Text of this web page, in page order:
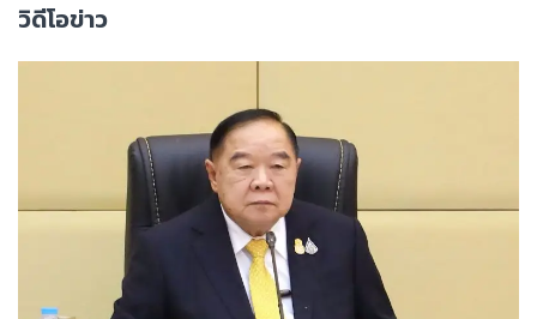
วิดีโอข่าว